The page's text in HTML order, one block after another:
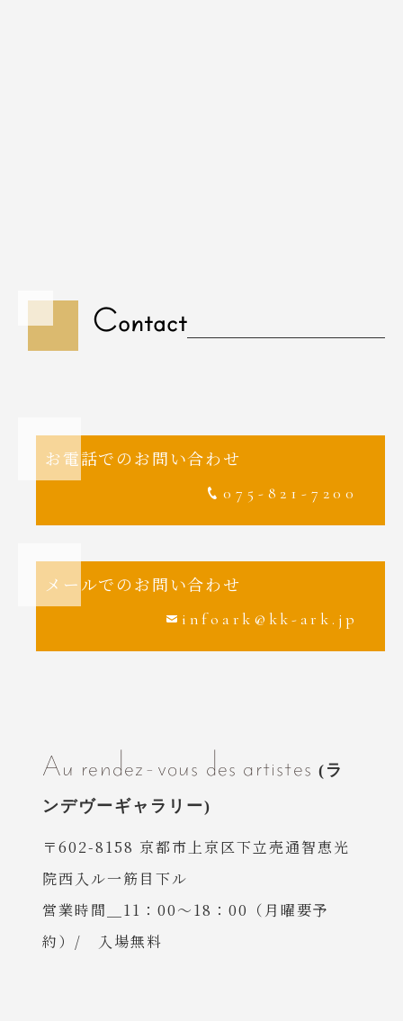
Contact
お電話でのお問い合わせ
075-821-7200
メールでのお問い合わせ
infoark@kk-ark.jp
Au rendez-vous des artistes
〒602-8158 京都市上京区下立売通智恵光
院西入ル一筋目下ル
営業時間＿11：00〜18：00（月曜要予
約）/ 入場無料